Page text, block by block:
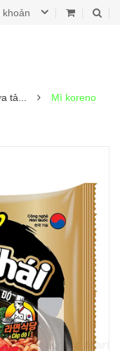
khoản
tả...
Mì koreno